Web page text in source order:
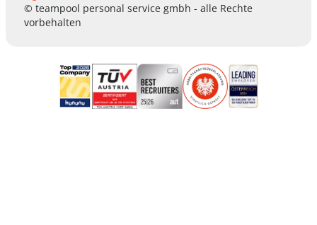
© teampool personal service gmbh - alle Rechte
vorbehalten